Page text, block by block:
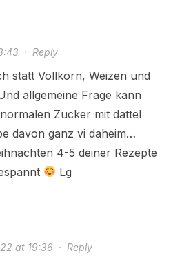
· Reply
statt Vollkorn, Weizen und
allgemeine Frage kann
Zucker mit dattel
davon ganz vi daheim…
4-5 deiner Rezepte
Lg
at 19:36· Reply